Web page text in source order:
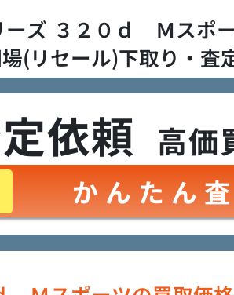
ーズ ３２０ｄ Ｍスポ
(リセール)下取り・査
依頼 高価
かんたん